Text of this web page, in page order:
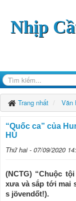
Nhịp
Trang nhất Văn
“Quốc ca” của
HỦ
Thứ hai - 07/09/2020
(NCTG) “Chuộc
xưa và sắp tới mai
s jövendőt!).